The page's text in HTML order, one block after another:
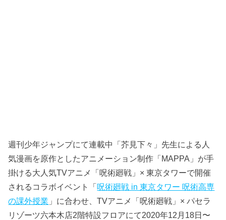
週刊少年ジャンプにて連載中「芥見下々」先生による人
気漫画を原作としたアニメーション制作「MAPPA」が手
掛ける大人気TVアニメ「呪術廻戦」× 東京タワーで開催
されるコラボイベント「呪術廻戦 in 東京タワー 呪術高専
の課外授業 」に合わせ、TVアニメ「呪術廻戦」× パセラ
リゾーツ六本木店2階特設フロアにて2020年12月18日〜